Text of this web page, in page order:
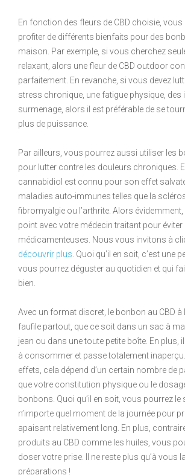
En fonction des fleurs de CBD choisie,
profiter de différents bienfaits pour des
maison. Par exemple, si vous cherchez
relaxant, alors une fleur de CBD outdoor
parfaitement. En revanche, si vous devez
stress chronique, une fatigue physique,
surmenage, alors il est préférable de se
plus de puissance.
Par ailleurs, vous pourrez aussi utiliser les
pour lutter contre les douleurs chroniques.
cannabidiol est connu pour son effet
maladies auto-immunes telles que la
fibromyalgie ou l’arthrite. Alors
point avec votre médecin traitant pour
médicamenteuses. Nous vous invitons à
découvrir plus . Quoi qu’il en soit, c’est une
vous pourrez déguster au quotidien et qui
bien.
Avec un format discret, le bonbon au CBD
faufile partout, que ce soit dans un sac à
jean ou dans une toute petite boîte. En plus,
à consommer et passe totalement
effets, cela dépend d’un certain nombre de
que votre constitution physique ou le
bonbons. Quoi qu’il en soit, vous pourrez le
n’importe quel moment de la journée pour
apaisant relativement long. En plus,
produits au CBD comme les huiles, vous
doser votre prise. Il ne reste plus qu’à vous
préparations !